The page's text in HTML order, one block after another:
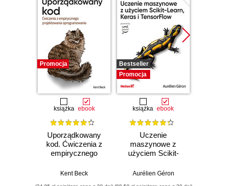
Promocja
książka ebook
Uporządkowany
kod. Ćwiczenia z
empirycznego
oprogramowania
Kent Beck
Bestseller
Promocja
książka ebook
Uczenie
maszynowe z
użyciem Scikit-
TensorFlow.
Aurélien Géron